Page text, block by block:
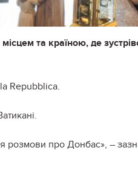
та країною, де
la Repubblica.
розмови про Донбас», –